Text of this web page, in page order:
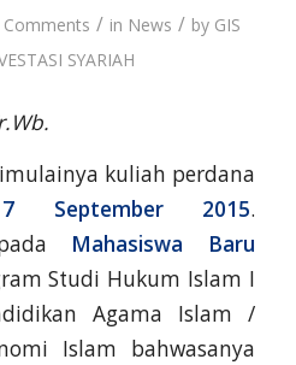
Comments / in News / by GIS
SYARIAH
kuliah perdana
7 September 2015.
Mahasiswa Baru
Studi Hukum Islam I
Agama Islam /
Islam bahwasanya